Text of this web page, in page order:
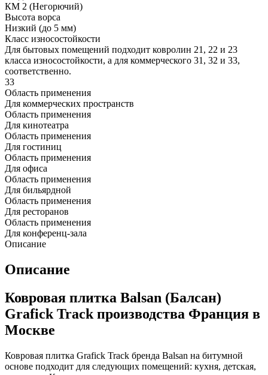
КМ 2 (Негорючий)
Высота ворса
Низкий (до 5 мм)
Класс износостойкости
Для бытовых помещений подходит ковролин 21, 22 и 23
класса износостойкости, а для коммерческого 31, 32 и 33,
соответственно.
33
Область применения
Для коммерческих пространств
Область применения
Для кинотеатра
Область применения
Для гостиниц
Область применения
Для офиса
Область применения
Для бильярдной
Область применения
Для ресторанов
Область применения
Для конференц-зала
Описание
Описание
Ковровая плитка Balsan (Балсан)
Grafick Track производства Франция в
Москве
Ковровая плитка Grafick Track бренда Balsan на битумной
основе подходит для следующих помещений: кухня, детская,